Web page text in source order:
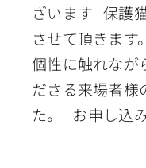
ざいます 保護
させて頂きま
個性に触れなが
ださる来場者様
た。 お申し込